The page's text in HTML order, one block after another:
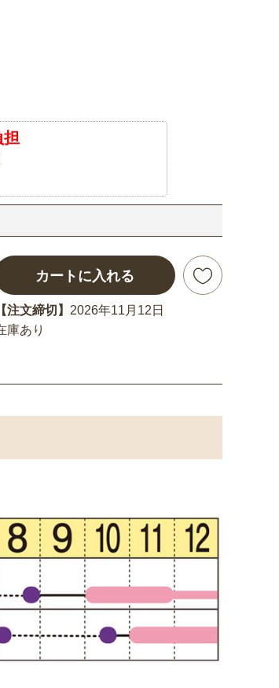
カートに入れる
【注文締切】 2026年11月12日
庫あり